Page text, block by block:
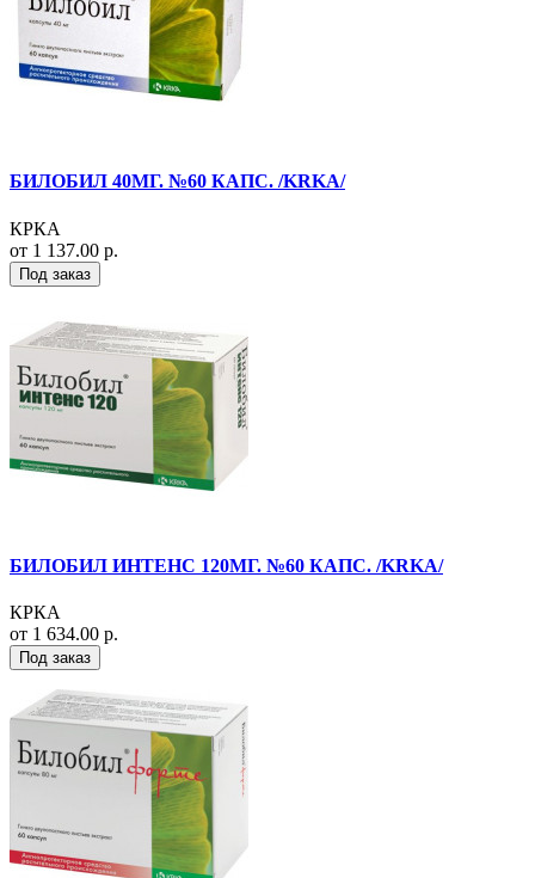
БИЛОБИЛ 40МГ. №60 КАПС. /KRKA/
КРКА
от 1 137.00 р.
Под заказ
БИЛОБИЛ ИНТЕНС 120МГ. №60 КАПС. /KRKA/
КРКА
от 1 634.00 р.
Под заказ